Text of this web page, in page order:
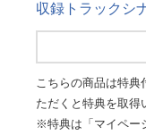
収録トラックシ
こちらの商品は特典
ただくと特典を取得
※特典は「マイペー